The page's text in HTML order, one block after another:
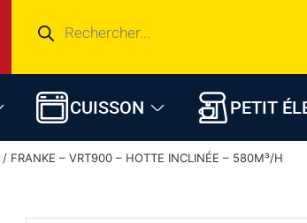
CUISSON PETIT
/ FRANKE – VRT900 – HOTTE INCLINÉE – 580M³/H